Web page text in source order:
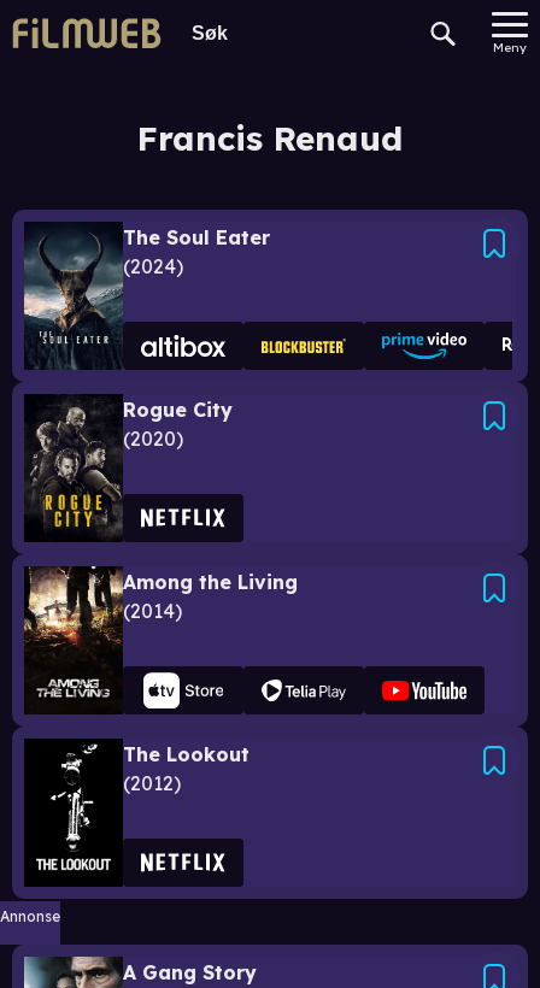
Meny
Francis Renaud
The Soul Eater
2024
Rogue City
2020
Among the Living
2014
The Lookout
2012
Annonse
A Gang Story